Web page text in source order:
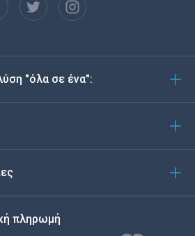
"όλα σε ένα":
πληρωμή